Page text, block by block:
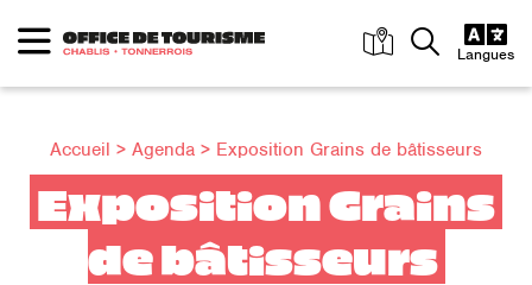
Langues
Accueil > Agenda > Exposition Grains de bâtisseurs
Exposition Grains
de bâtisseurs